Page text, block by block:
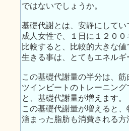
ではないでしょうか。
基礎代謝とは、安静にして
成人女性で、１日に１２０
比較すると、比較的大きな値
生きる事は、とてもエネル
この基礎代謝量の半分は、
ツインビートのトレーニン
と、基礎代謝量が増えます。
この基礎代謝量が増えると
溜まった脂肪も消費される方